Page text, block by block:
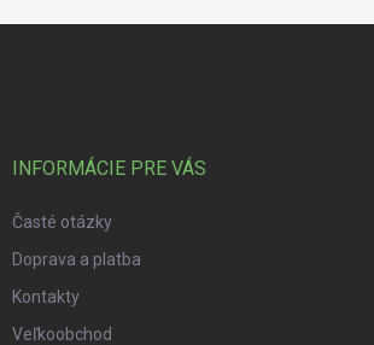
INFORMÁCIE PRE VÁS
Časté otázky
Doprava a platba
Kontakty
Veľkoobchod